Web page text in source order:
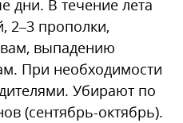
дни. В течение лета
2–3 прополки,
выпадению
При необходимости
Убирают по
(сентябрь-октябрь).